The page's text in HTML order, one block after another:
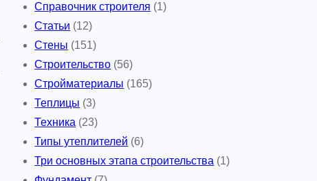
Справочник строителя (1)
Статьи (12)
Стены (151)
Строительство (56)
Стройматериалы (165)
Теплицы (3)
Техника (23)
Типы утеплителей (6)
Три основных этапа строительства (1)